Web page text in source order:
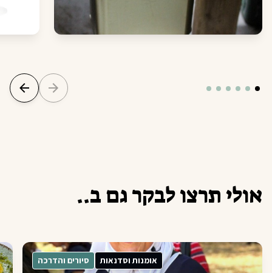
אוליתרצולבקרגםב.
.
אומנות וסדנאות סיורים והדרכה